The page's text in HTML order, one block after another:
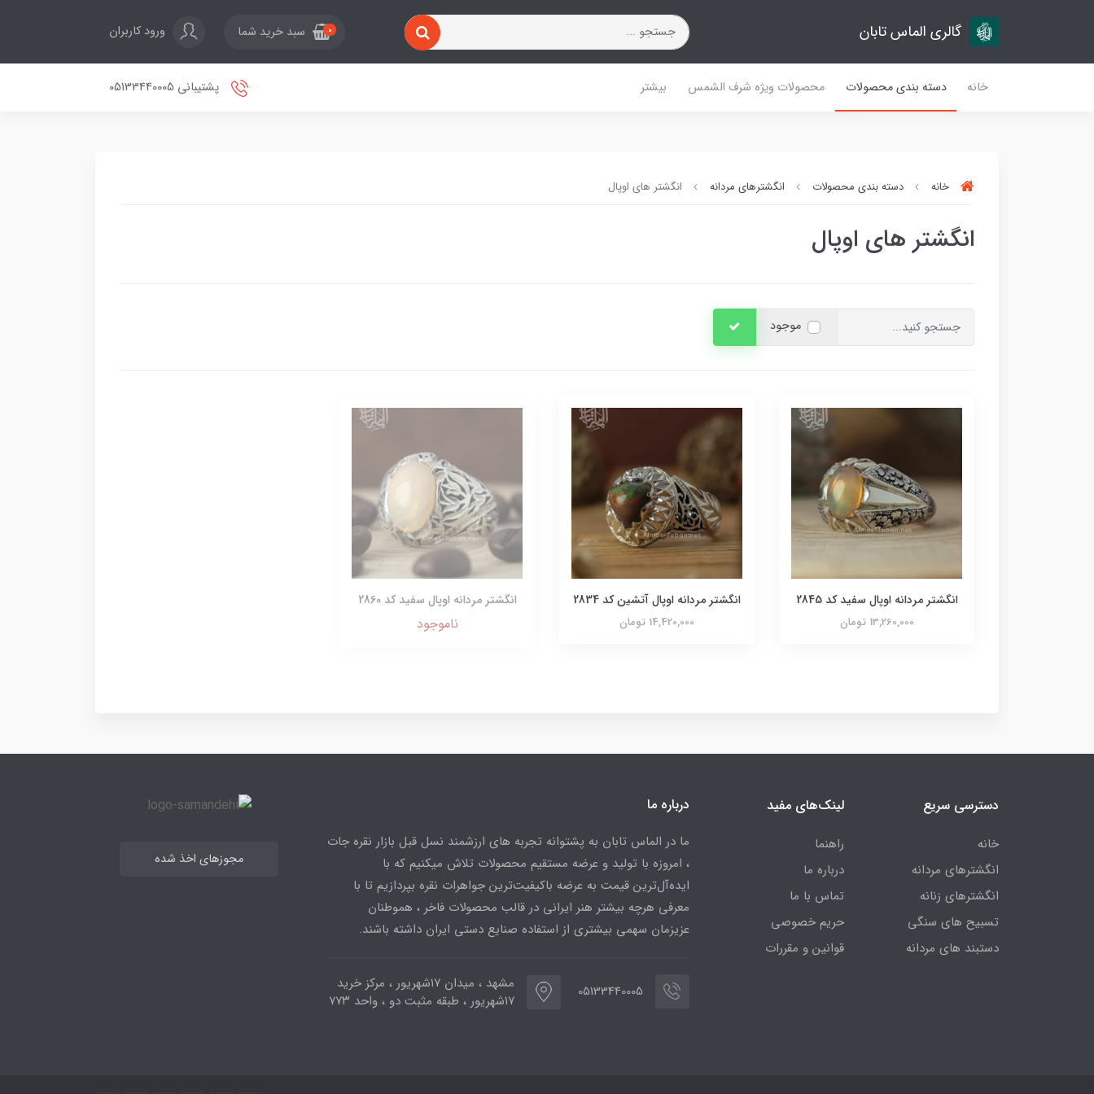
گالری الماس تابان 0 سبد خرید شما ورود کاربران
خانه دسته بندی محصولات محصولات ویژه شرف الشمس بیشتر پشتیبانی 05133440005
خانه دسته بندی محصولات انگشترهای مردانه انگشتر های اوپال
انگشتر های اوپال
موجود
انگشتر مردانه اوپال سفید کد 2845
13,260,000 تومان
انگشتر مردانه اوپال آتشین کد 2834
14,420,000 تومان
انگشتر مردانه اوپال سفید کد 2860
ناموجود
دسترسی سریع
خانه
انگشترهای مردانه
انگشترهای زنانه
تسبیح های سنگی
دستبند های مردانه
لینک‌های مفید
راهنما
درباره ما
تماس با ما
حریم خصوصی
قوانین و مقررات
درباره ما
ما در الماس تابان به پشتوانه تجربه های ارزشمند نسل قبل بازار نقره جات
، امروزه با تولید و عرضه مستقیم محصولات تلاش میکنیم که با
ایده‌آل‌ترین قیمت به عرضه باکیفیت‌ترین جواهرات نقره بپردازیم تا با
معرفی هرچه بیشتر هنر ایرانی در قالب محصولات فاخر ، هموطنان
عزیزمان سهمی بیشتری از استفاده صنایع دستی ایران داشته باشند.
05133440005
مشهد ، میدان ۱۷شهریور ، مرکز خرید
۱۷شهریور ، طبقه مثبت دو ، واحد ۷۷۳
مجوزهای اخذ شده